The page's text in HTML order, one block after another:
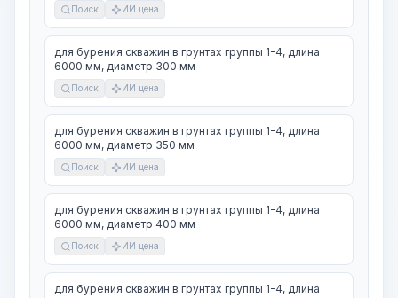
Поиск ИИ цена
для бурения скважин в грунтах группы 1-4, длина
6000 мм, диаметр 300 мм
Поиск ИИ цена
для бурения скважин в грунтах группы 1-4, длина
6000 мм, диаметр 350 мм
Поиск ИИ цена
для бурения скважин в грунтах группы 1-4, длина
6000 мм, диаметр 400 мм
Поиск ИИ цена
для бурения скважин в грунтах группы 1-4, длина